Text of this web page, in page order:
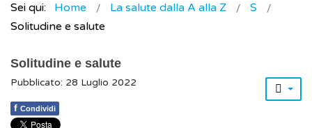
Sei qui: Home La salute dalla A alla Z
S
Solitudine e salute
Solitudine e salute
Pubblicato: 28 Luglio 2022
f Condividi